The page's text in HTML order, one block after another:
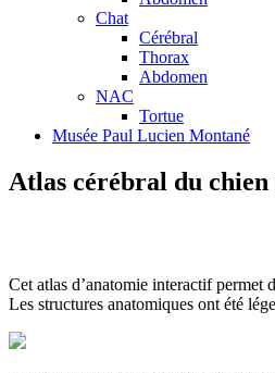
Chat
Cérébral
Thorax
Abdomen
NAC
Tortue
Musée Paul Lucien Montané
Atlas cérébral du
Cet atlas d’anatomie interactif
Les structures anatomiques ont été